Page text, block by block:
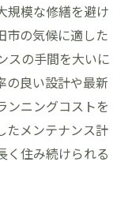
規模な修繕を避け
市の気候に適した
スの手間を大いに
の良い設計や最新
ンニングコストを
たメンテナンス計
く住み続けられる